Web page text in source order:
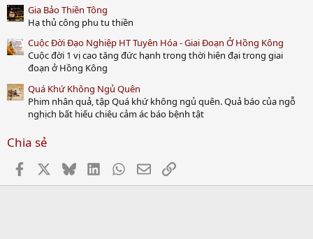
Gia Bảo Thiền Tông
Hạ thủ công phu tu thiền
Cuộc Đời Đạo Nghiệp HT Tuyên Hóa - Giai Đoạn Ở Hồng Kông
Cuộc đời 1 vị cao tăng đức hạnh trong thời hiện đại trong giai
đoạn ở Hồng Kông
Quá Khứ Không Ngủ Quên
Phim nhân quả, tập Quá khứ không ngủ quên. Quả báo của ngỗ
nghịch bất hiếu chiêu cảm ác báo bệnh tật
Chia sẻ
Facebook BlueskyLinkedInWhatsApp
EmailLink